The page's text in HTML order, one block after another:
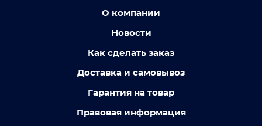
О компании
Новости
Как сделать заказ
Доставка и самовывоз
Гарантия на товар
Правовая информация